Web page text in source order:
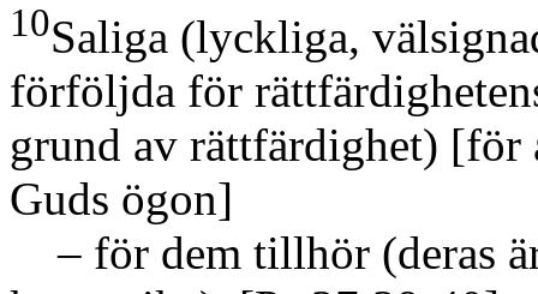
10Saliga (lyckliga,
förföljda för
grund av rättfärdighet) [för
Guds ögon]
– för dem tillhör (deras